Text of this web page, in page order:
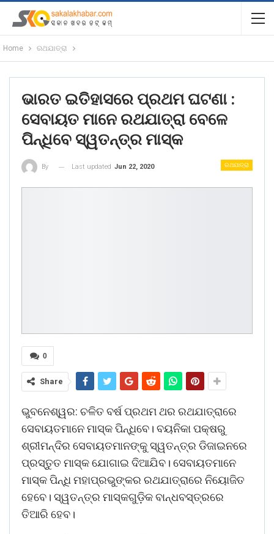
Home ରଥଯାତ୍ରା
ଭାରତ ଇତିହାସରେ ପ୍ରଥମ ଘଟଣା :
ସେବାୟତ ମାନେ ରଥଯାତ୍ରା ବେଳେ
ପିନ୍ଧିବେ ସ୍ୱତନ୍ତ୍ର ମାସ୍କ
ରଥଯାତ୍ରା
By Last updated Jun 22, 2020
0
Share
ଭୁବନେଶ୍ୱର: ଚଳିତ ବର୍ଷ ପ୍ରଥମ ଥର ରଥଯାତ୍ରାରେ
ସେବାୟତମାନେ ମାସ୍କ ପିନ୍ଧିବେ। ବୟନିକା ପକ୍ଷରୁ
ଶ୍ରୀମନ୍ଦିର ସେବାୟତମାନଙ୍କୁ ସ୍ୱତନ୍ତ୍ର ଡିଜାଇନରେ
ପ୍ରସ୍ତୁତ ମାସ୍କ ଯୋଗାଇ ଦିଆଯିବ। ସେବାୟତମାନେ
ମାସ୍କ ପିନ୍ଧି ମହାପ୍ରଭୁଙ୍କର ରଥଯାତ୍ରାରେ ନିୟୋଜିତ
ହେବେ। ସ୍ୱତନ୍ତ୍ର ମାସ୍କଗୁଡ଼ିକ ବାନ୍ଧବସ୍ତ୍ରରେ
ତିଆରି ହେବ।